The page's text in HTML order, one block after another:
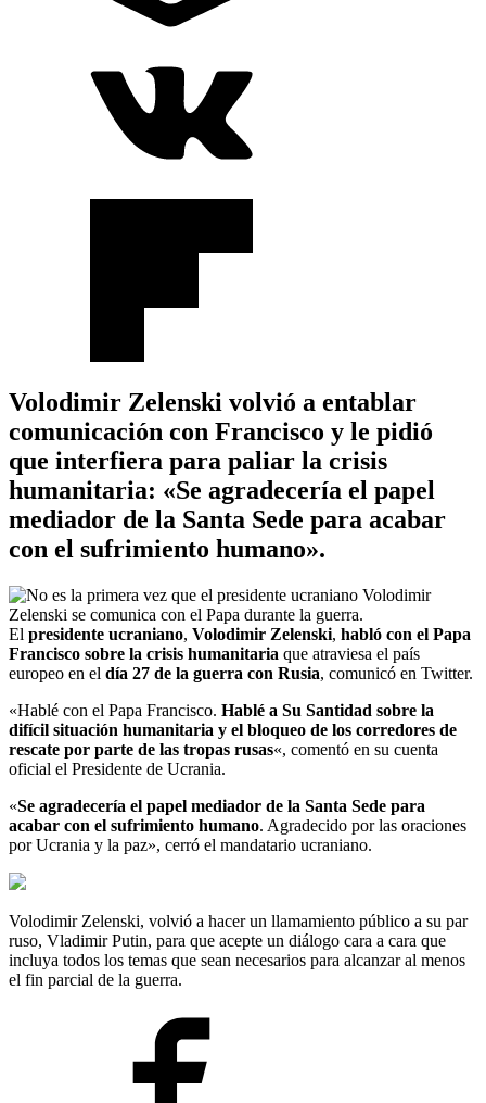
Volodimir Zelenski volvió a entablar
comunicación con Francisco y le pidió
que interfiera para paliar la crisis
humanitaria: «Se agradecería el papel
mediador de la Santa Sede para acabar
con el sufrimiento humano».
El presidente ucraniano, Volodimir Zelenski, habló con el Papa
Francisco sobre la crisis humanitaria que atraviesa el país
europeo en el día 27 de la guerra con Rusia, comunicó en Twitter.
«Hablé con el Papa Francisco. Hablé a Su Santidad sobre la
difícil situación humanitaria y el bloqueo de los corredores de
rescate por parte de las tropas rusas«, comentó en su cuenta
oficial el Presidente de Ucrania.
«Se agradecería el papel mediador de la Santa Sede para
acabar con el sufrimiento humano. Agradecido por las oraciones
por Ucrania y la paz», cerró el mandatario ucraniano.
Volodimir Zelenski, volvió a hacer un llamamiento público a su par
ruso, Vladimir Putin, para que acepte un diálogo cara a cara que
incluya todos los temas que sean necesarios para alcanzar al menos
el fin parcial de la guerra.